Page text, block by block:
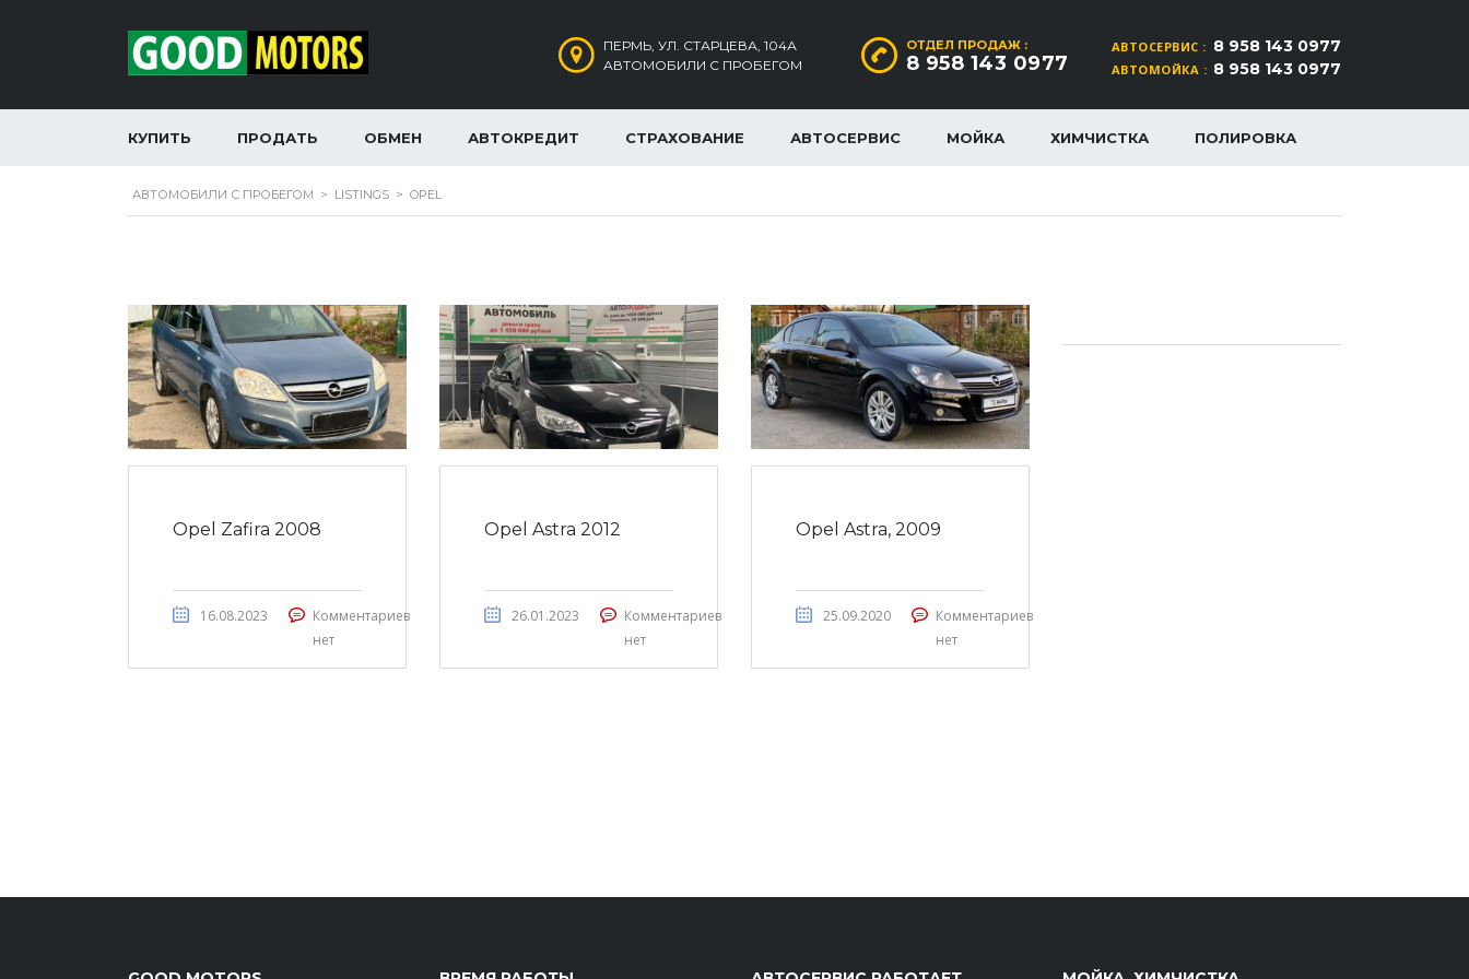
АВТОСЕРВИС : 8 958 143 0977
АВТОМОЙКА : 8 958 143 0977
ОТДЕЛ ПРОДАЖ :
8 958 143 0977
ПЕРМЬ, УЛ. СТАРЦЕВА, 104А
АВТОМОБИЛИ С ПРОБЕГОМ
КУПИТЬ ПРОДАТЬ ОБМЕН АВТОКРЕДИТ СТРАХОВАНИЕ АВТОСЕРВИС МОЙКА ХИМЧИСТКА ПОЛИРОВКА
АВТОМОБИЛИ С ПРОБЕГОМ > LISTINGS > OPEL
Opel Zafira 2008
16.08.2023
Комментариев
нет
Opel Astra 2012
26.01.2023
Комментариев
нет
Opel Astra, 2009
25.09.2020
Комментариев
нет